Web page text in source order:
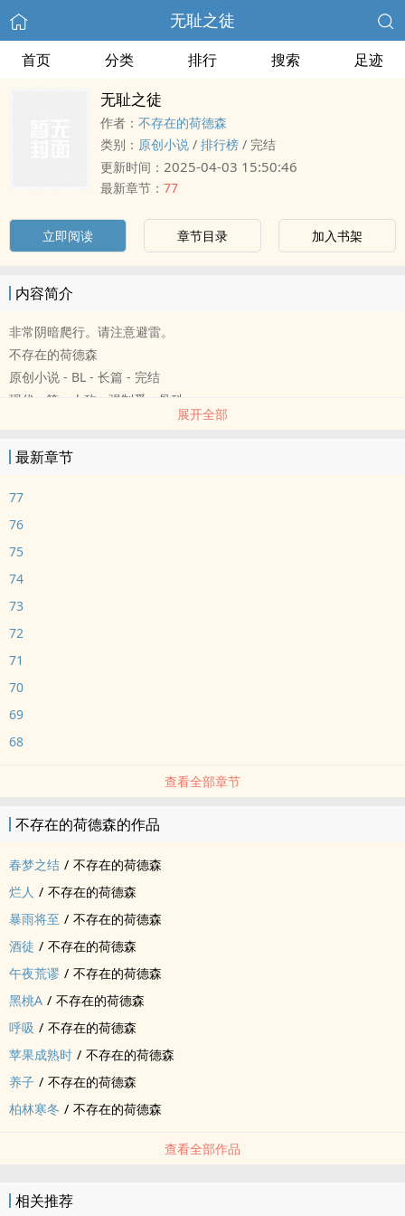
无耻之徒
首页 分类 排行 搜索 足迹
无耻之徒
作者： 不存在的荷德森
类别： 原创小说 / 排行榜 / 完结
更新时间： 2025-04-03 15:50:46
最新章节： 77
立即阅读 章节目录 加入书架
内容简介
非常阴暗爬行。请注意避雷。
不存在的荷德森
原创小说 - BL - 长篇 - 完结
现代 - 第一人称 - 强制爱 - 骨科
展开全部
最新章节
77
76
75
74
73
72
71
70
69
68
查看全部章节
不存在的荷德森的作品
春梦之结 / 不存在的荷德森
烂人 / 不存在的荷德森
暴雨将至 / 不存在的荷德森
酒徒 / 不存在的荷德森
午夜荒谬 / 不存在的荷德森
黑桃A / 不存在的荷德森
呼吸 / 不存在的荷德森
苹果成熟时 / 不存在的荷德森
养子 / 不存在的荷德森
柏林寒冬 / 不存在的荷德森
查看全部作品
相关推荐